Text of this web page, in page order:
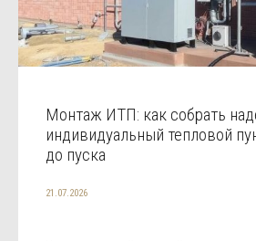
Монтаж ИТП: как собрать
индивидуальный тепловой
до пуска
21.07.2026